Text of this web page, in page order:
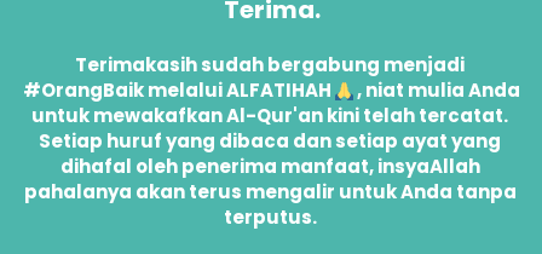
Terima.
Terimakasih sudah bergabung menjadi
#OrangBaik melalui ALFATIHAH
, niat mulia Anda
untuk mewakafkan Al-Qur'an kini telah tercatat.
Setiap huruf yang dibaca dan setiap ayat yang
dihafal oleh penerima manfaat, insyaAllah
pahalanya akan terus mengalir untuk Anda tanpa
terputus.